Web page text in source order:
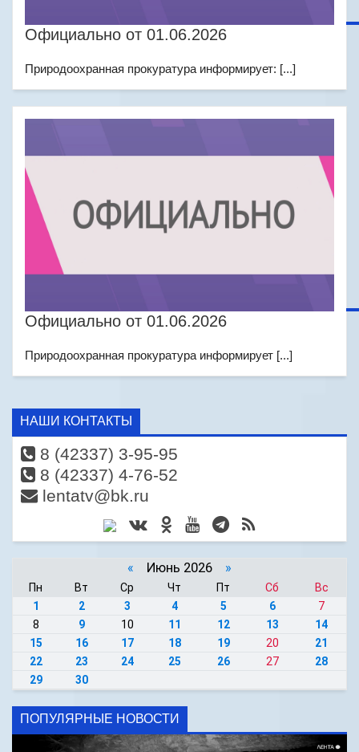
Официально от 01.06.2026
Природоохранная прокуратура информирует: [...]
Официально от 01.06.2026
Природоохранная прокуратура информирует [...]
НАШИ КОНТАКТЫ
8 (42337) 3-95-95
8 (42337) 4-76-52
lentatv@bk.ru
« Июнь 2026 »
Пн Вт Ср Чт Пт Сб
Вс
1
2 3 4 5 6
7
8
9 10 11 12 13
14
15
16 17 18 19 20
21
22
23 24 25 26 27
28
29
30
ПОПУЛЯРНЫЕ НОВОСТИ